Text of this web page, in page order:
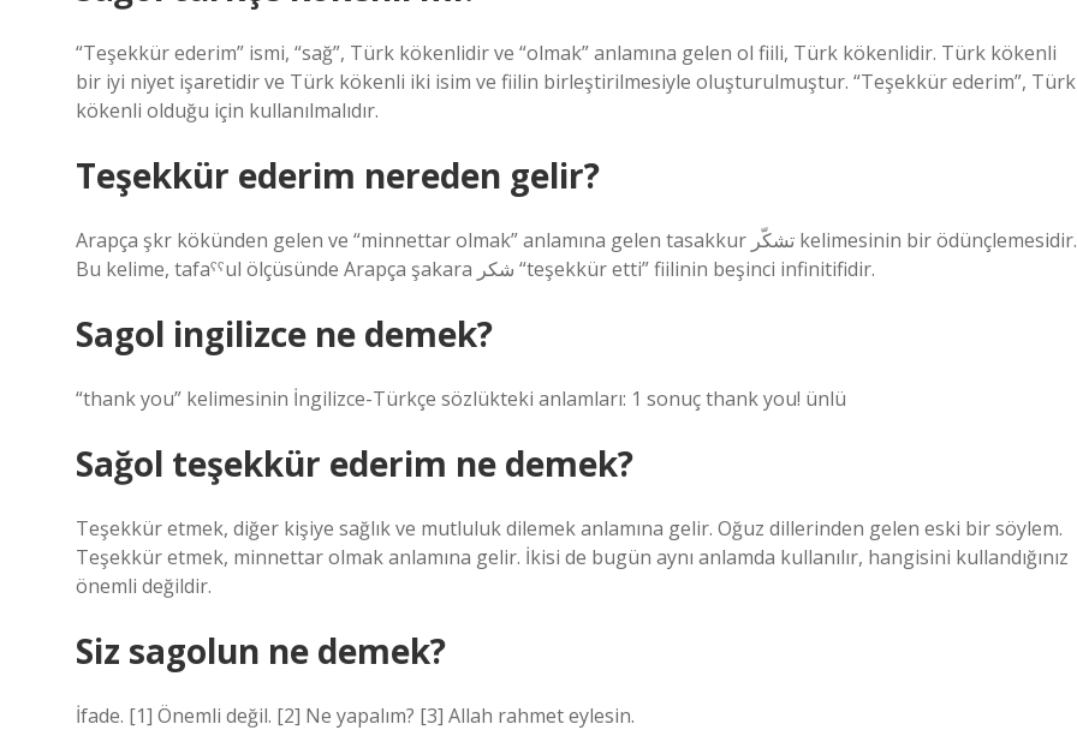
“Teşekkür ederim” ismi, “sağ”, Türk kökenlidir ve “olmak” anlamına gelen ol fiili, Türk kökenlidir. Türk kökenli
bir iyi niyet işaretidir ve Türk kökenli iki isim ve fiilin birleştirilmesiyle oluşturulmuştur. “Teşekkür ederim”, Türk
kökenli olduğu için kullanılmalıdır.
Teşekkür ederim nereden gelir?
Arapça şkr kökünden gelen ve “minnettar olmak” anlamına gelen tasakkur تشكّر kelimesinin bir ödünçlemesidir.
Bu kelime, tafaˁˁul ölçüsünde Arapça şakara شكر “teşekkür etti” fiilinin beşinci infinitifidir.
Sagol ingilizce ne demek?
“thank you” kelimesinin İngilizce-Türkçe sözlükteki anlamları: 1 sonuç thank you! ünlü
Sağol teşekkür ederim ne demek?
Teşekkür etmek, diğer kişiye sağlık ve mutluluk dilemek anlamına gelir. Oğuz dillerinden gelen eski bir söylem.
Teşekkür etmek, minnettar olmak anlamına gelir. İkisi de bugün aynı anlamda kullanılır, hangisini kullandığınız
önemli değildir.
Siz sagolun ne demek?
İfade. [1] Önemli değil. [2] Ne yapalım? [3] Allah rahmet eylesin.